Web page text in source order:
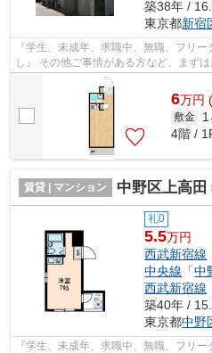
築38年 /
東京都新宿
『学生、未成年、求職中、無職、フリ
し』 その他ご事情がある方など、まず
スタッフが対応致しますのでご希望...
6万円
敷金 1
4階 /
賃貸 | マンション 中野区上高
礼0
5.5万円
西武新宿線
中央線 「中
西武新宿線
築40年 /
東京都中野
『学生、未成年、求職中、無職、フリ